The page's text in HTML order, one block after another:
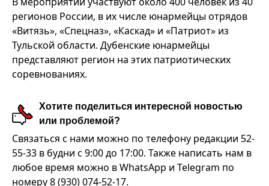
регионов России, в их числе юнармейцы отрядов
«Витязь», «Спецназ», «Каскад» и «Патриот» из
Тульской области. Дубенские юнармейцы
представляют регион на этих патриотических
соревнованиях.
Хотите поделиться интересной новостью
или проблемой?
Связаться с нами можно по телефону редакции 52-
55-33 в будни с 9:00 до 17:00. Также написать нам в
любое время можно в WhatsApp и Telegram по
номеру 8 (930) 074-52-17.